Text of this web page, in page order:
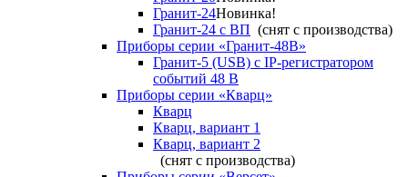
Гранит-24Новинка!
Гранит-24 с ВП (снят с производства)
Приборы серии «Гранит-48В»
Гранит-5 (USB) c IP-регистратором
событий 48 В
Приборы серии «Кварц»
Кварц
Кварц, вариант 1
Кварц, вариант 2
(снят с производства)